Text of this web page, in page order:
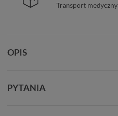
Transport medyczny
OPIS
PYTANIA